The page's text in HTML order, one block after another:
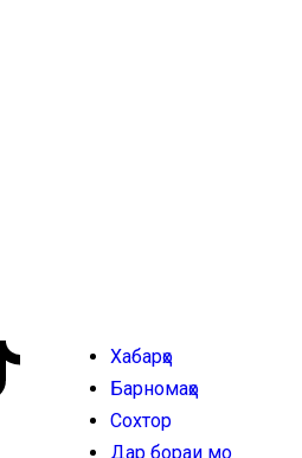
Хабарҳо
Барномаҳо
Сохтор
Дар бораи мо